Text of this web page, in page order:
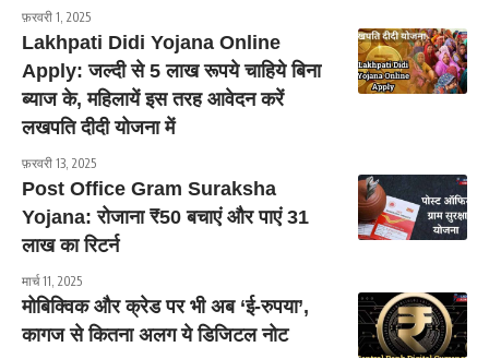
फ़रवरी 1, 2025
Lakhpati Didi Yojana Online
Apply: जल्दी से 5 लाख रूपये चाहिये बिना
ब्याज के, महिलायें इस तरह आवेदन करें
लखपति दीदी योजना में
फ़रवरी 13, 2025
Post Office Gram Suraksha
Yojana: रोजाना ₹50 बचाएं और पाएं 31
लाख का रिटर्न
मार्च 11, 2025
मोबिक्विक और क्रेड पर भी अब ‘ई-रुपया’,
कागज से कितना अलग ये डिजिटल नोट